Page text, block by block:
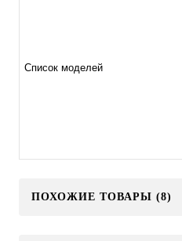
Список моделей
ПОХОЖИЕ ТОВАРЫ (8)